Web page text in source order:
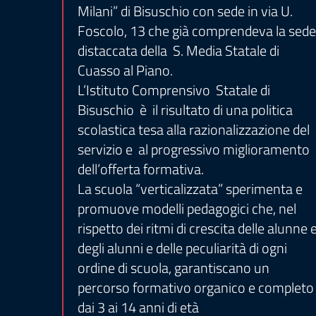
Milani” di Bisuschio con sede in via U.
Foscolo, 13 che già comprendeva la sede
distaccata della S. Media Statale di
Cuasso al Piano.
L’Istituto Comprensivo Statale di
Bisuschio è il risultato di una politica
scolastica tesa alla razionalizzazione del
servizio e al progressivo miglioramento
dell’offerta formativa.
La scuola “verticalizzata” sperimenta e
promuove modelli pedagogici che, nel
rispetto dei ritmi di crescita delle alunne
degli alunni e delle peculiarità di ogni
ordine di scuola, garantiscano un
percorso formativo organico e completo
dai 3 ai 14 anni di età